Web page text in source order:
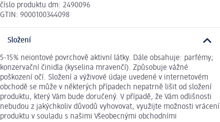
číslo produktu dm: 2490096
GTIN: 9000100344098
Složení
5-15% neiontové povrchově aktivní látky. Dále obsahuje: parfémy;
konzervační činidla (kyselina mravenčí). Způsobuje vážné
poškození očí. Složení a výživové údaje uvedené v internetovém
obchodě se může v některých případech nepatrně lišit od složení
produktu, který Vám bude doručený. V případě, že Vám odlišnosti
nebudou z jakýchkoliv důvodů vyhovovat, využijte možnosti vrácení
produktu v souladu s našimi Všeobecnými obchodními